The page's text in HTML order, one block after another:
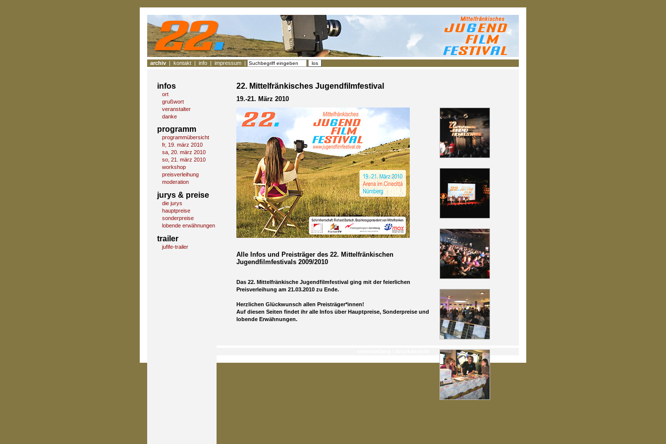
archiv | kontakt | info | impressum |
infos
ort
grußwort
veranstalter
danke
programm
programmübersicht
fr, 19. märz 2010
sa, 20. märz 2010
so, 21. märz 2010
workshop
preisverleihung
moderation
jurys & preise
die jurys
hauptpreise
sonderpreise
lobende erwähnungen
trailer
jufife-trailer
22. Mittelfränkisches Jugendfilmfestival
19.-21. März 2010
Alle Infos und Preisträger des 22. Mittelfränkischen
Jugendfilmfestivals 2009/2010
Das 22. Mittelfränkische Jugendfilmfestival ging mit der feierlichen
Preisverleihung am 21.03.2010 zu Ende.
Herzlichen Glückwunsch allen Preisträger*innen!
Auf diesen Seiten findet ihr alle Infos über Hauptpreise, Sonderpreise und
lobende Erwähnungen.